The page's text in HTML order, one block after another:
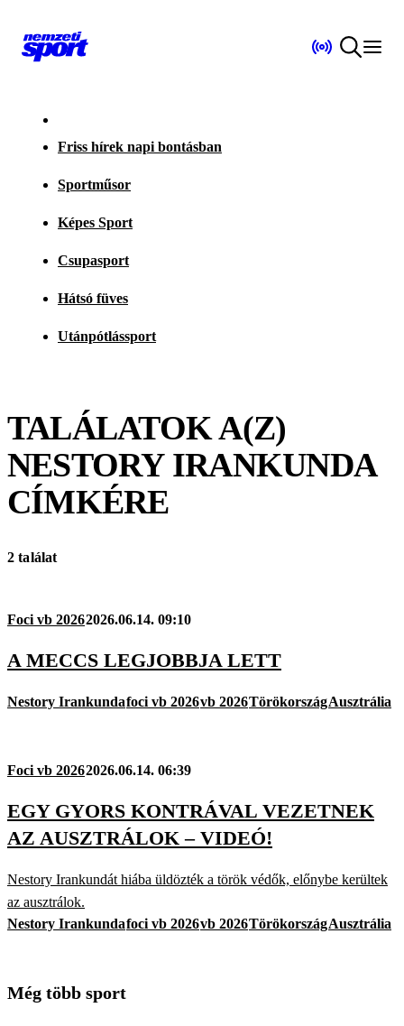
Friss hírek napi bontásban
Sportműsor
Képes Sport
Csupasport
Hátsó füves
Utánpótlássport
TALÁLATOK A(Z)
NESTORY IRANKUNDA
CÍMKÉRE
2 találat
Foci vb 20262026.06.14. 09:10
A MECCS LEGJOBBJA LETT
Nestory Irankundafoci vb 2026vb 2026TörökországAusztrália
Foci vb 20262026.06.14. 06:39
EGY GYORS KONTRÁVAL VEZETNEK
AZ AUSZTRÁLOK – VIDEÓ!
Nestory Irankundát hiába üldözték a török védők, előnybe kerültek
az ausztrálok.
Nestory Irankundafoci vb 2026vb 2026TörökországAusztrália
Még több sport